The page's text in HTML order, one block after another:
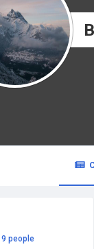
9 people